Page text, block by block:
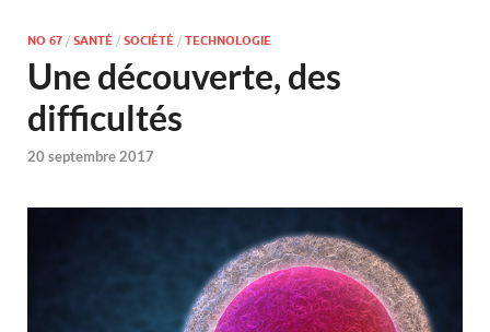
NO 67 / SANTÉ / SOCIÉTÉ / TECHNOLOGIE
Une découverte, des
difficultés
20 septembre 2017